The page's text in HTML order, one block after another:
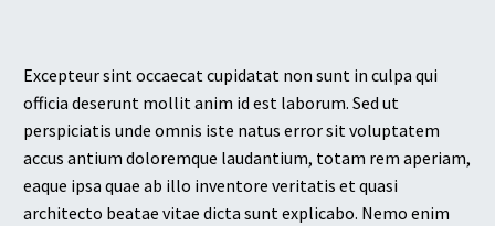
Excepteur sint occaecat cupidatat non sunt in culpa qui
officia deserunt mollit anim id est laborum. Sed ut
perspiciatis unde omnis iste natus error sit voluptatem
accus antium doloremque laudantium, totam rem aperiam,
eaque ipsa quae ab illo inventore veritatis et quasi
architecto beatae vitae dicta sunt explicabo. Nemo enim